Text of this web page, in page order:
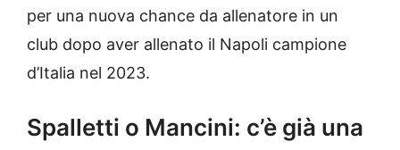
per una nuova chance da allenatore in un
club dopo aver allenato il Napoli campione
d’Italia nel 2023.
Spalletti o Mancini: c’è già una